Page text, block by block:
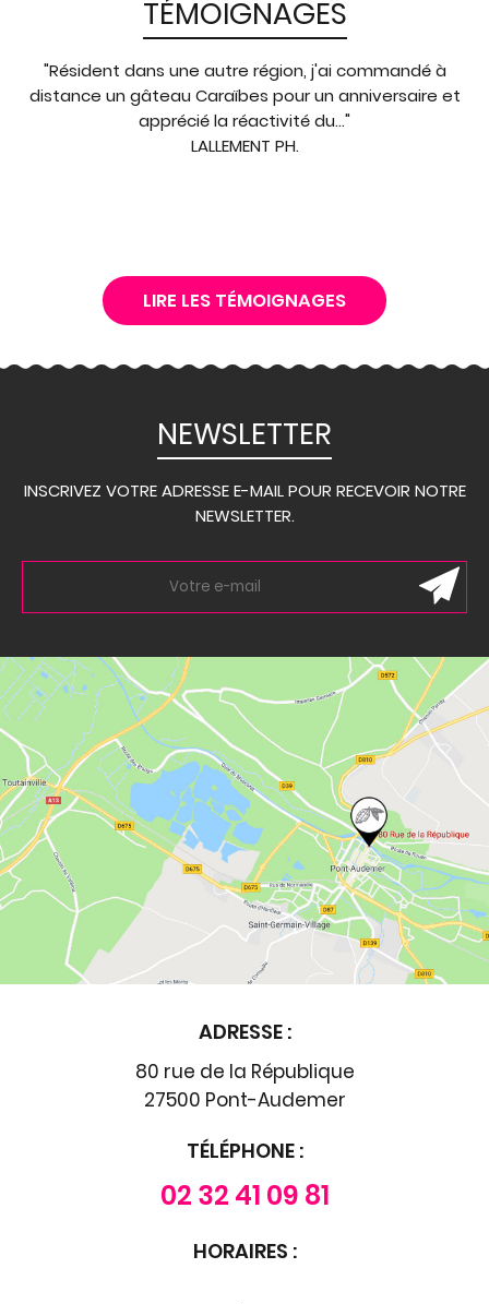
TÉMOIGNAGES
"Résident dans une autre région, j'ai commandé à
distance un gâteau Caraïbes pour un anniversaire et
apprécié la réactivité du..."
LALLEMENT PH.
LIRE LES TÉMOIGNAGES
NEWSLETTER
INSCRIVEZ VOTRE ADRESSE E-MAIL POUR RECEVOIR NOTRE
NEWSLETTER.
ADRESSE :
80 rue de la République
27500 Pont-Audemer
TÉLÉPHONE :
02 32 41 09 81
HORAIRES :